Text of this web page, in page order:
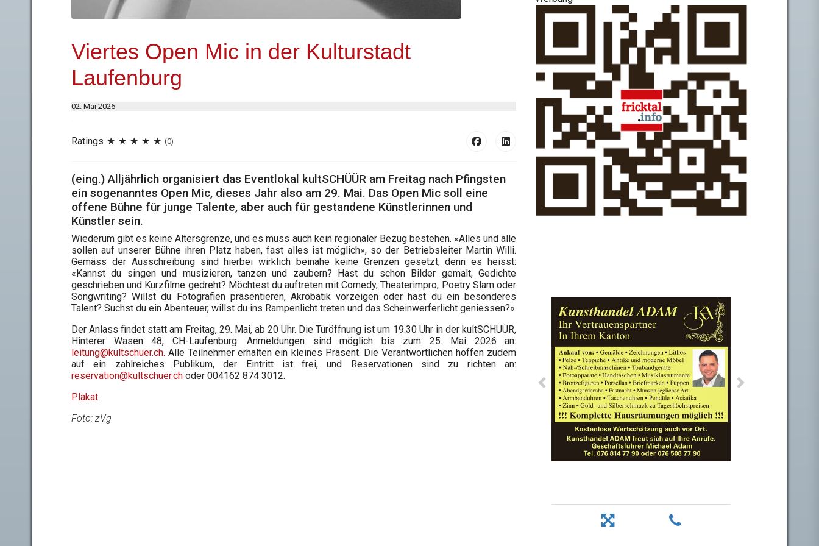
Viertes Open Mic in der Kulturstadt
Laufenburg
02. Mai 2026
Ratings (0)
(eing.) Alljährlich organisiert das Eventlokal kultSCHÜÜR am Freitag nach Pfingsten
ein sogenanntes Open Mic, dieses Jahr also am 29. Mai. Das Open Mic soll eine
offene Bühne für junge Talente, aber auch für gestandene Künstlerinnen und
Künstler sein.
Wiederum gibt es keine Altersgrenze, und es muss auch kein regionaler Bezug bestehen. «Alles und alle
sollen auf unserer Bühne ihren Platz haben, fast alles ist möglich», so der Betriebsleiter Martin Willi.
Gemäss der Ausschreibung sind hierbei wirklich beinahe keine Grenzen gesetzt, denn es heisst:
«Kannst du singen und musizieren, tanzen und zaubern? Hast du schon Bilder gemalt, Gedichte
geschrieben und Kurzfilme gedreht? Möchtest du auftreten mit Comedy, Theaterimpro, Poetry Slam oder
Songwriting? Willst du Fotografien präsentieren, Akrobatik vorzeigen oder hast du ein besonderes
Talent? Suchst du ein Abenteuer, willst du ins Rampenlicht treten und das Scheinwerferlicht geniessen?»
Der Anlass findet statt am Freitag, 29. Mai, ab 20 Uhr. Die Türöffnung ist um 19.30 Uhr in der kultSCHÜÜR,
Hinterer Wasen 48, CH-Laufenburg. Anmeldungen sind möglich bis zum 25. Mai 2026 an:
leitung@kultschuer.ch. Alle Teilnehmer erhalten ein kleines Präsent. Die Verantwortlichen hoffen zudem
auf ein zahlreiches Publikum, der Eintritt ist frei, und Reservationen sind zu richten an:
reservation@kultschuer.ch oder 004162 874 3012.
Plakat
Foto: zVg